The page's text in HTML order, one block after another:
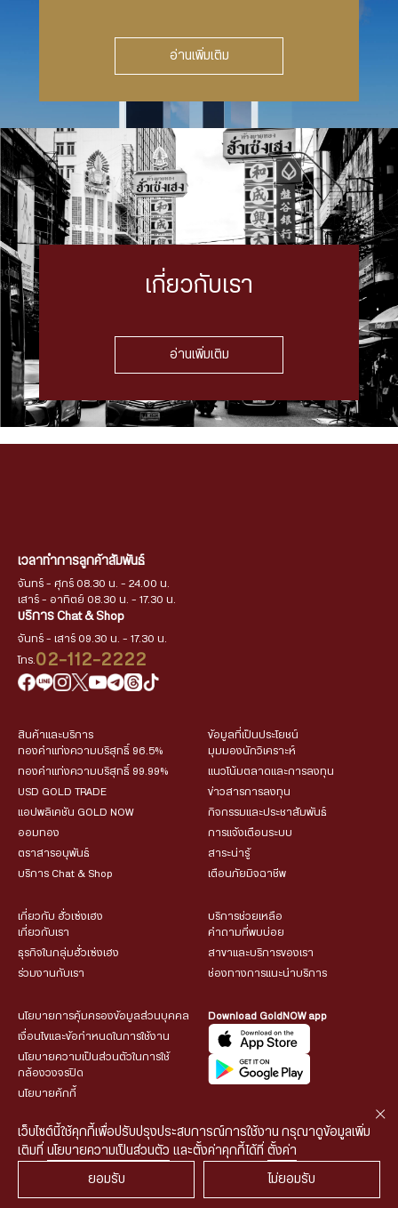
อ่านเพิ่มเติม
เกี่ยวกับเรา
อ่านเพิ่มเติม
เวลาทำการลูกค้าสัมพันธ์
จันทร์ - ศุกร์ 08.30 น. - 24.00 น.
เสาร์ - อาทิตย์ 08.30 น. - 17.30 น.
บริการ Chat & Shop
จันทร์ - เสาร์ 09.30 น. - 17.30 น.
โทร. 02-112-2222
สินค้าและบริการ
ทองคำแท่งความบริสุทธิ์ 96.5%
ทองคำแท่งความบริสุทธิ์ 99.99%
USD GOLD TRADE
แอปพลิเคชัน GOLD NOW
ออมทอง
ตราสารอนุพันธ์
บริการ Chat & Shop
ข้อมูลที่เป็นประโยชน์
มุมมองนักวิเคราะห์
แนวโน้มตลาดและการลงทุน
ข่าวสารการลงทุน
กิจกรรมและประชาสัมพันธ์
การแจ้งเตือนระบบ
สาระน่ารู้
เตือนภัยมิจฉาชีพ
เกี่ยวกับ ฮั่วเซ่งเฮง
เกี่ยวกับเรา
ธุรกิจในกลุ่มฮั่วเซ่งเฮง
ร่วมงานกับเรา
บริการช่วยเหลือ
คำถามที่พบบ่อย
สาขาและบริการของเรา
ช่องทางการแนะนำบริการ
นโยบายการคุ้มครองข้อมูลส่วนบุคคล
เงื่อนไขและข้อกำหนดในการใช้งาน
นโยบายความเป็นส่วนตัวในการใช้
กล้องวงจรปิด
นโยบายคุ้กกี้
Download GoldNOW app
© 2026 HUA SENG HENG CO.,LTD. All rights reserved.| Web::*
เว็บไซต์นี้ใช้คุกกี้เพื่อปรับปรุงประสบการณ์การใช้งาน กรุณาดูข้อมูลเพิ่ม
เติมที่ นโยบายความเป็นส่วนตัว และตั้งค่าคุกกี้ได้ที่ ตั้งค่า
ไม่ยอมรับ
ยอมรับ